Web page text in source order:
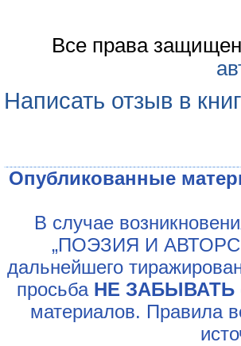
Все права
Написать отзыв в
Опубликованные
В случае
„ПОЭЗИЯ И
дальнейшего
просьба НЕ ЗАБЫВАТЬ
материалов. Правила